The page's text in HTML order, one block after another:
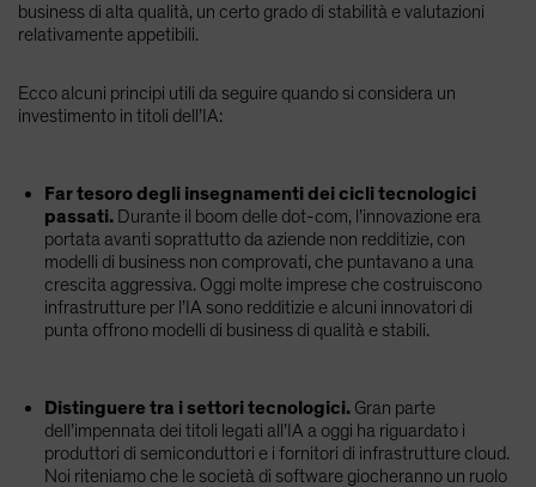
business di alta qualità, un certo grado di stabilità e valutazioni
relativamente appetibili.
Ecco alcuni principi utili da seguire quando si considera un
investimento in titoli dell’IA:
Far tesoro degli insegnamenti dei cicli tecnologici
passati. Durante il boom delle dot-com, l’innovazione era
portata avanti soprattutto da aziende non redditizie, con
modelli di business non comprovati, che puntavano a una
crescita aggressiva. Oggi molte imprese che costruiscono
infrastrutture per l’IA sono redditizie e alcuni innovatori di
punta offrono modelli di business di qualità e stabili.
Distinguere tra i settori tecnologici. Gran parte
dell’impennata dei titoli legati all’IA a oggi ha riguardato i
produttori di semiconduttori e i fornitori di infrastrutture cloud.
Noi riteniamo che le società di software giocheranno un ruolo